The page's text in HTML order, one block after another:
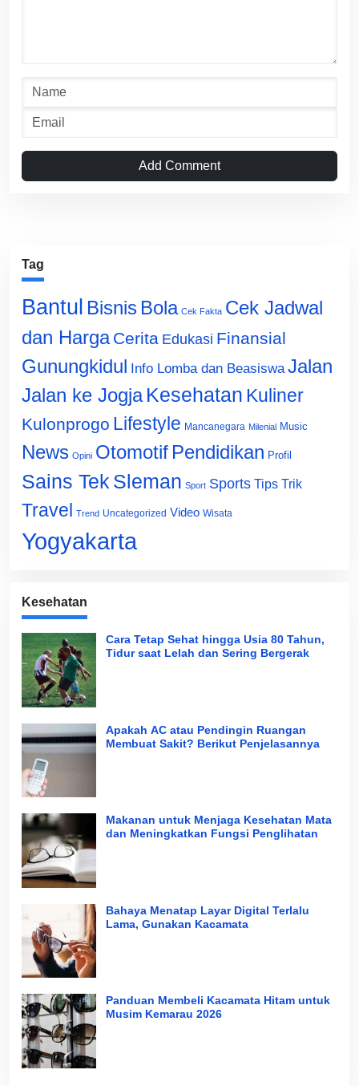
Add Comment
Tag
Bantul Bisnis Bola Cek Fakta Cek Jadwal
dan Harga Cerita Edukasi Finansial
Gunungkidul Info Lomba dan Beasiswa Jalan
Jalan ke Jogja Kesehatan Kuliner
Kulonprogo Lifestyle Mancanegara Milenial Music
News Opini Otomotif Pendidikan Profil
Sains Tek Sleman Sport Sports Tips Trik
Travel Trend Uncategorized Video Wisata
Yogyakarta
Kesehatan
Cara Tetap Sehat hingga Usia 80 Tahun,
Tidur saat Lelah dan Sering Bergerak
Apakah AC atau Pendingin Ruangan
Membuat Sakit? Berikut Penjelasannya
Makanan untuk Menjaga Kesehatan Mata
dan Meningkatkan Fungsi Penglihatan
Bahaya Menatap Layar Digital Terlalu
Lama, Gunakan Kacamata
Panduan Membeli Kacamata Hitam untuk
Musim Kemarau 2026